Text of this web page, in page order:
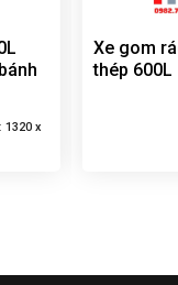
1320 x
Xe gom
thép 600L